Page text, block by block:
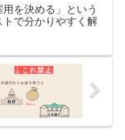
用を決める」という
で分かりやすく解